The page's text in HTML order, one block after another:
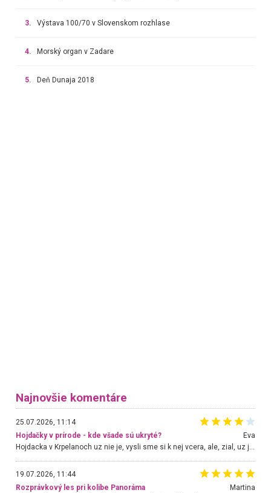
3. Výstava 100/70 v Slovenskom rozhlase
4. Morský organ v Zadare
5. Deň Dunaja 2018
Najnovšie komentáre
25.07.2026, 11:14
Hojdačky v prírode - kde všade sú ukryté?
Eva
19.07.2026, 11:44
Rozprávkový les pri kolibe Panoráma
Martina